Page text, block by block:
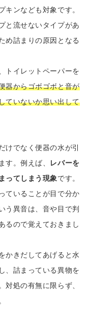
キンなども対象です。
と流せないタイプがあ
め詰まりの原因となる
トイレットペーパーを
器からゴボゴボと音が
ていないか思い出して
けでなく便器の水が引
す。例えば、 レバーを
ってしまう現象です。
ていることが目で分か
う異音は、音や目で判
るので覚えておきまし
かきだしてあげると水
、詰まっている異物を
対処の有無に限らず、